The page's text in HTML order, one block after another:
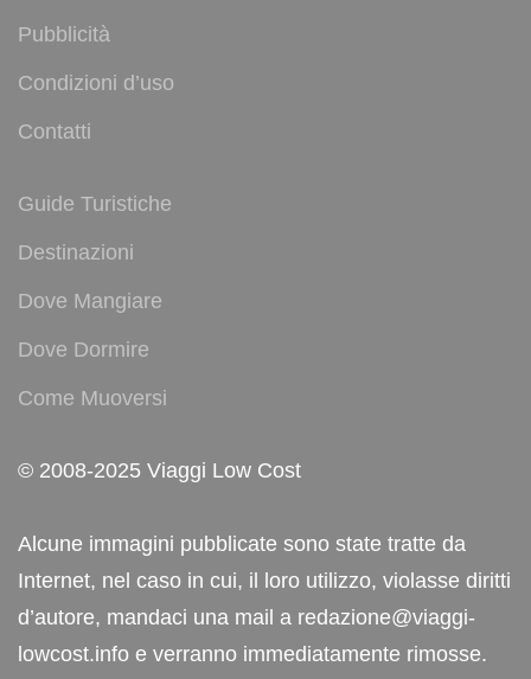
Pubblicità
Condizioni d’uso
Contatti
Guide Turistiche
Destinazioni
Dove Mangiare
Dove Dormire
Come Muoversi
© 2008-2025 Viaggi Low Cost
Alcune immagini pubblicate sono state tratte da
Internet, nel caso in cui, il loro utilizzo, violasse diritti
d’autore, mandaci una mail a redazione@viaggi-
lowcost.info e verranno immediatamente rimosse.